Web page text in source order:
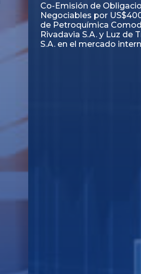
PAGBAM asesoró a
autorización para la
de los Certificados de
del Fideicomiso
Inmobiliario "Espacio